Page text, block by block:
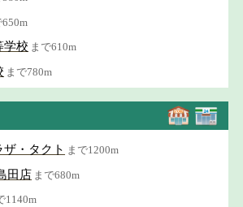
650m
学校 まで610m
まで780m
・タクト まで1200m
田店 まで680m
1140m